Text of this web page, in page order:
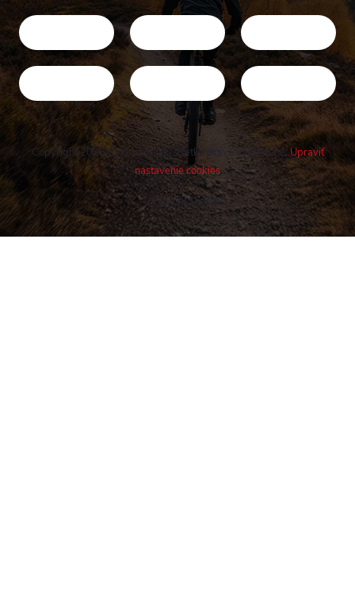
Vytvoril Shoptet
Copyright 2026 Cykloshop.sk. Všetky práva vyhradené.Upraviť
nastavenie cookies